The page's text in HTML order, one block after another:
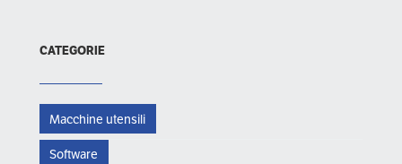
CATEGORIE
Macchine utensili
Software